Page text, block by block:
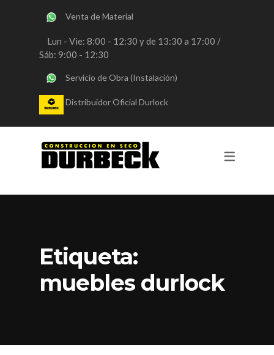
SERVICIOS
VENTA DE MATERIALES
REVESTIMIENTOS Y PINTURA
Venta de Material
Lun - Vie: 8:00 - 12:30 y de 13:30 a 17:00 /
Sáb: 9:00 - 12:30
Servicio de Obra (Instalación)
Distribuidor Oficial Durlock
Etiqueta:
muebles durlock